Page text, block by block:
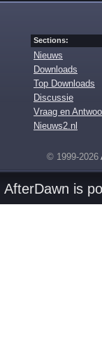
Sections:
Nieuws
Downloads
Top Downloads
Discussie
Vraag en
Nieuws2.nl
© 1999-2026
AfterDawn is